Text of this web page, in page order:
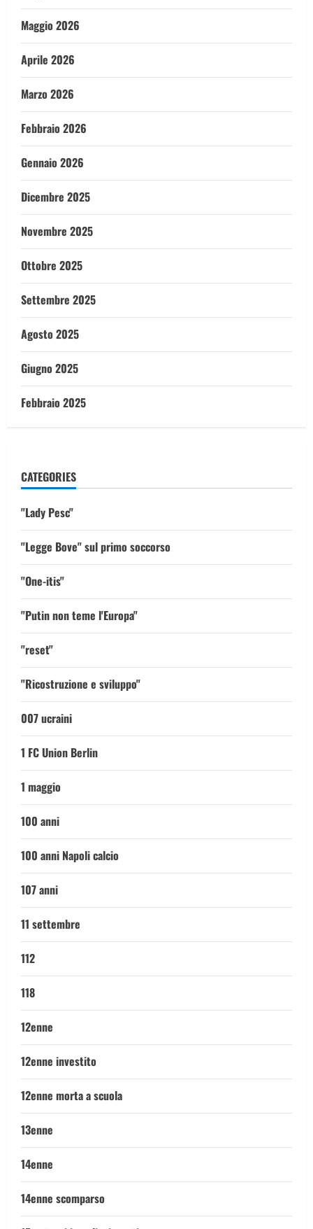
Maggio 2026
Aprile 2026
Marzo 2026
Febbraio 2026
Gennaio 2026
Dicembre 2025
Novembre 2025
Ottobre 2025
Settembre 2025
Agosto 2025
Giugno 2025
Febbraio 2025
CATEGORIES
"Lady Pesc"
"Legge Bove" sul primo soccorso
"One-itis"
"Putin non teme l'Europa"
"reset"
"Ricostruzione e sviluppo"
007 ucraini
1 FC Union Berlin
1 maggio
100 anni
100 anni Napoli calcio
107 anni
11 settembre
112
118
12enne
12enne investito
12enne morta a scuola
13enne
14enne
14enne scomparso